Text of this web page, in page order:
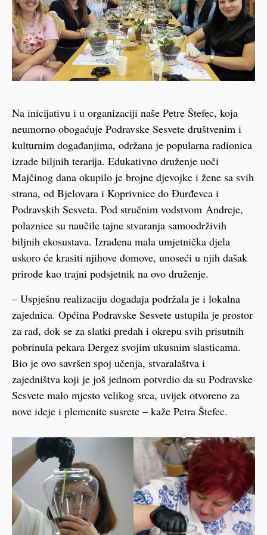
Na inicijativu i u organizaciji naše Petre Štefec, koja
neumorno obogaćuje Podravske Sesvete društvenim i
kulturnim događanjima, održana je popularna radionica
izrade biljnih terarija. Edukativno druženje uoči
Majčinog dana okupilo je brojne djevojke i žene sa svih
strana, od Bjelovara i Koprivnice do Đurđevca i
Podravskih Sesveta. Pod stručnim vodstvom Andreje,
polaznice su naučile tajne stvaranja samoodrživih
biljnih ekosustava. Izrađena mala umjetnička djela
uskoro će krasiti njihove domove, unoseći u njih dašak
prirode kao trajni podsjetnik na ovo druženje.
– Uspješnu realizaciju događaja podržala je i lokalna
zajednica. Općina Podravske Sesvete ustupila je prostor
za rad, dok se za slatki predah i okrepu svih prisutnih
pobrinula pekara Dergez svojim ukusnim slasticama.
Bio je ovo savršen spoj učenja, stvaralaštva i
zajedništva koji je još jednom potvrdio da su Podravske
Sesvete malo mjesto velikog srca, uvijek otvoreno za
nove ideje i plemenite susrete – kaže Petra Štefec.